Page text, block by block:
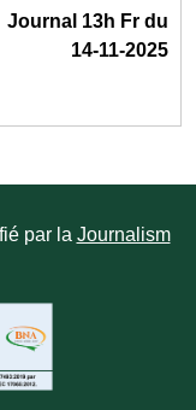
Journal 13h Fr du
14-11-2025
par la Journalism